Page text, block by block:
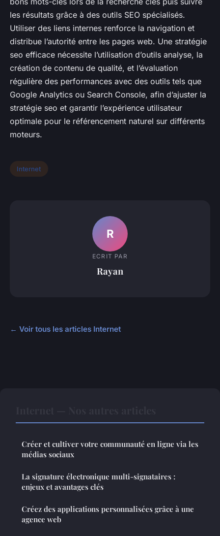
les résultats grâce à des outils SEO spécialisés.
Utiliser des liens internes renforce la navigation et
distribue l’autorité entre les pages web. Une stratégie
seo efficace nécessite l’utilisation d’outils analyse, la
création de contenu de qualité, et l’évaluation
régulière des performances avec des outils tels que
Google Analytics ou Search Console, afin d’ajuster la
stratégie seo et garantir l’expérience utilisateur
optimale pour le référencement naturel sur différents
moteurs.
Internet
R
ECRIT PAR
Rayan
← Voir tous les articles Internet
Créer et cultiver votre communauté en ligne via les
médias sociaux
La signature électronique multi-signataires :
enjeux et avantages clés
Créez des applications personnalisées grâce à une
agence web